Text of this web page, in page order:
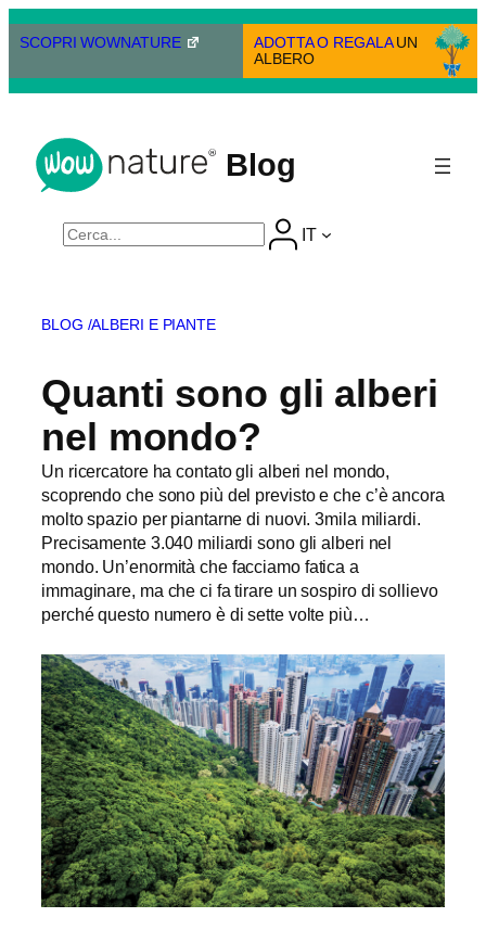
Vai
alSCOPRI WOWNATURE ADOTTA O REGALAUN
ALBERO
Blog
Cerca IT
BLOG /ALBERI E PIANTE
Quanti sono gli alberi
nel mondo?
Un ricercatore ha contato gli alberi nel mondo,
scoprendo che sono più del previsto e che c’è ancora
molto spazio per piantarne di nuovi. 3mila miliardi.
Precisamente 3.040 miliardi sono gli alberi nel
mondo. Un’enormità che facciamo fatica a
immaginare, ma che ci fa tirare un sospiro di sollievo
perché questo numero è di sette volte più…